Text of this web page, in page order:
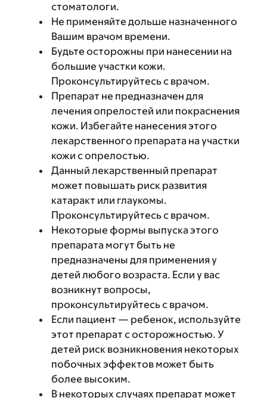
стоматологи.
Не применяйте дольше назначенного
Вашим врачом времени.
Будьте осторожны при нанесении на
большие участки кожи.
Проконсультируйтесь с врачом.
Препарат не предназначен для
лечения опрелостей или покраснения
кожи. Избегайте нанесения этого
лекарственного препарата на участки
кожи с опрелостью.
Данный лекарственный препарат
может повышать риск развития
катаракт или глаукомы.
Проконсультируйтесь с врачом.
Некоторые формы выпуска этого
препарата могут быть не
предназначены для применения у
детей любого возраста. Если у вас
возникнут вопросы,
проконсультируйтесь с врачом.
Если пациент — ребенок, используйте
этот препарат с осторожностью. У
детей риск возникновения некоторых
побочных эффектов может быть
более высоким.
В некоторых случаях препарат может